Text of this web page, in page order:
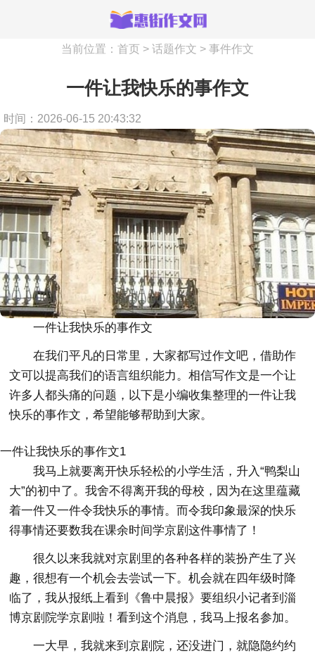
当前位置： 首页 > 话题作文 > 事件作文
一件让我快乐的事作文
时间：2026-06-15 20:43:32
一件让我快乐的事作文
在我们平凡的日常里，大家都写过作文吧，借助作
文可以提高我们的语言组织能力。相信写作文是一个让
许多人都头痛的问题，以下是小编收集整理的一件让我
快乐的事作文，希望能够帮助到大家。
一件让我快乐的事作文1
我马上就要离开快乐轻松的小学生活，升入“鸭梨山
大”的初中了。我舍不得离开我的母校，因为在这里蕴藏
着一件又一件令我快乐的事情。而令我印象最深的快乐
得事情还要数我在课余时间学京剧这件事情了！
很久以来我就对京剧里的各种各样的装扮产生了兴
趣，很想有一个机会去尝试一下。机会就在四年级时降
临了，我从报纸上看到《鲁中晨报》要组织小记者到淄
博京剧院学京剧啦！看到这个消息，我马上报名参加。
一大早，我就来到京剧院，还没进门，就隐隐约约